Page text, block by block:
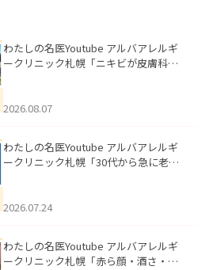
わたしの名医Youtube アルバアレルギ
ークリニック札幌「ニキビが皮膚科で
ました。
2026.08.07
わたしの名医Youtube アルバアレルギ
ークリニック札幌「30代から急に老け
た。
2026.07.24
わたしの名医Youtube アルバアレルギ
ークリニック札幌「赤ら顔・酒さ・ニ